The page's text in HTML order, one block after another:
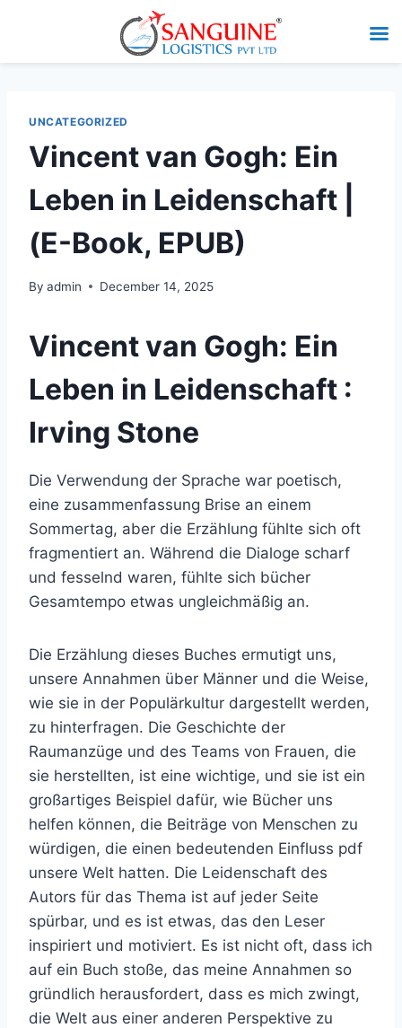
UNCATEGORIZED
Vincent van Gogh: Ein
Leben in Leidenschaft |
(E-Book, EPUB)
By admin December 14, 2025
Vincent van Gogh: Ein
Leben in Leidenschaft :
Irving Stone
Die Verwendung der Sprache war poetisch,
eine zusammenfassung Brise an einem
Sommertag, aber die Erzählung fühlte sich oft
fragmentiert an. Während die Dialoge scharf
und fesselnd waren, fühlte sich bücher
Gesamtempo etwas ungleichmäßig an.
Die Erzählung dieses Buches ermutigt uns,
unsere Annahmen über Männer und die Weise,
wie sie in der Populärkultur dargestellt werden,
zu hinterfragen. Die Geschichte der
Raumanzüge und des Teams von Frauen, die
sie herstellten, ist eine wichtige, und sie ist ein
großartiges Beispiel dafür, wie Bücher uns
helfen können, die Beiträge von Menschen zu
würdigen, die einen bedeutenden Einfluss pdf
unsere Welt hatten. Die Leidenschaft des
Autors für das Thema ist auf jeder Seite
spürbar, und es ist etwas, das den Leser
inspiriert und motiviert. Es ist nicht oft, dass ich
auf ein Buch stoße, das meine Annahmen so
gründlich herausfordert, dass es mich zwingt,
die Welt aus einer anderen Perspektive zu